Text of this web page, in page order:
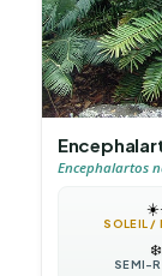
Encephalartos
☀️
SOLEIL /
❄️
SEMI-